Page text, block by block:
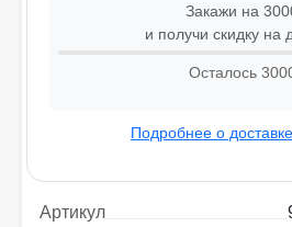
Закажи на
и получи скидку на
Осталось
Подробнее о
Артикул